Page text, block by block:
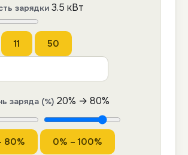
зарядки 3.5 кВт
11 50
заряда (%) 20% → 80%
80% 0% – 100%